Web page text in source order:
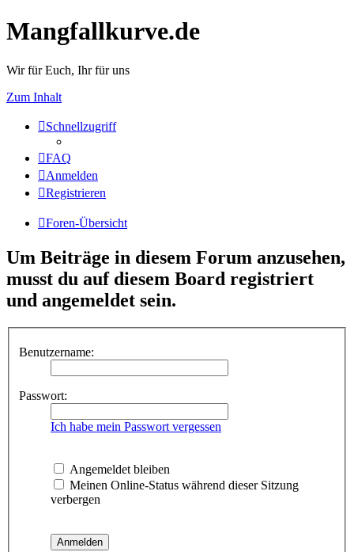
Mangfallkurve.de
Wir für Euch, Ihr für uns
Zum Inhalt
Schnellzugriff
FAQ
Anmelden
Registrieren
Foren-Übersicht
Um Beiträge in diesem Forum anzusehen,
musst du auf diesem Board registriert
und angemeldet sein.
Benutzername:
Passwort:
Ich habe mein Passwort vergessen
Angemeldet bleiben
Meinen Online-Status während dieser Sitzung
verbergen